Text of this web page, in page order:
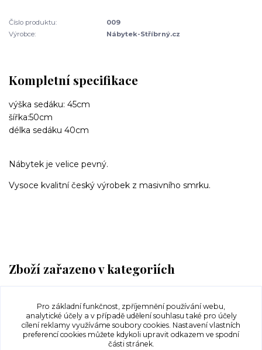
Číslo produktu:
009
Výrobce:
Nábytek-Stříbrný.cz
Kompletní specifikace
výška sedáku: 45cm
šířka:50cm
délka sedáku 40cm
Nábytek je velice pevný.
Vysoce kvalitní český výrobek z masivního smrku.
Zboží zařazeno v kategoriích
Křesla a židle
Pro základní funkčnost, zpříjemnění používání webu,
analytické účely a v případě udělení souhlasu také pro účely
cílení reklamy využíváme soubory cookies. Nastavení vlastních
preferencí cookies můžete kdykoli upravit odkazem ve spodní
části stránek.